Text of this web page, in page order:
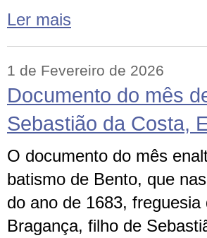
Ler mais
1 de Fevereiro de 2026
Documento do mês
Sebastião da Costa,
O documento do mês
batismo de Bento, que
do ano de 1683,
Bragança, filho de